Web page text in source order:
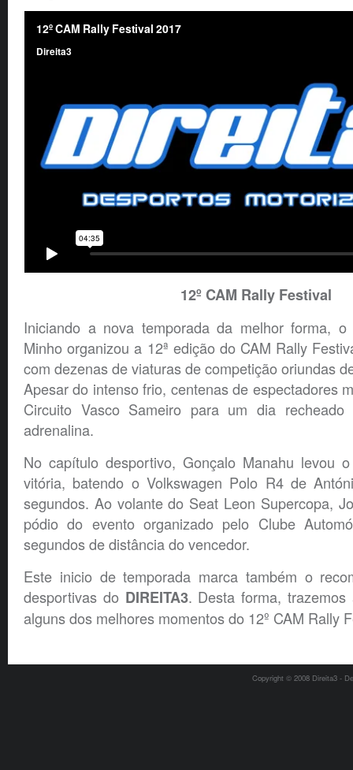
12º CAM Rally Festival
Iniciando a nova temporada da melhor forma,
Minho organizou a 12ª edição do CAM Rally
com dezenas de viaturas de competição oriundas
Apesar do intenso frio, centenas de espectadores
Circuito Vasco Sameiro para um dia
adrenalina.
No capítulo desportivo, Gonçalo Manahu levou
vitória, batendo o Volkswagen Polo R4 de
segundos. Ao volante do Seat Leon Supercopa,
pódio do evento organizado pelo Clube
segundos de distância do vencedor.
Este inicio de temporada marca também o
desportivas doDIREITA3. Desta forma,
alguns dos melhores momentos do 12º CAM Rally
Copyright © 2008 Direita3 -